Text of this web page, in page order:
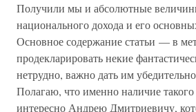
Получили мы и абсолютные
национального дохода и его
Основное содержание статьи — в
продекларировать некие
нетрудно, важно дать им
Полагаю, что именно наличие
интересно Андрею Дмитриевичу,